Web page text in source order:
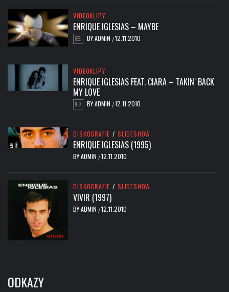
VIDEOKLIPY
ENRIQUE IGLESIAS – MAYBE
BYADMIN /12.11.2010
VIDEOKLIPY
ENRIQUE IGLESIAS FEAT. CIARA – TAKIN‘ BACK
MY LOVE
BYADMIN /12.11.2010
DISKOGRAFIE / SLIDESHOW
ENRIQUE IGLESIAS (1995)
BYADMIN /12.11.2010
DISKOGRAFIE / SLIDESHOW
VIVIR (1997)
BYADMIN /12.11.2010
ODKAZY